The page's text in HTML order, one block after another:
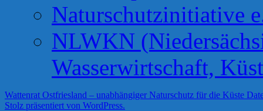
Naturschutzinitiative
NLWKN
Wasserwirtschaft,
Wattenrat Ostfriesland – unabhängiger Naturschutz für die Küste
Stolz präsentiert von WordPress.